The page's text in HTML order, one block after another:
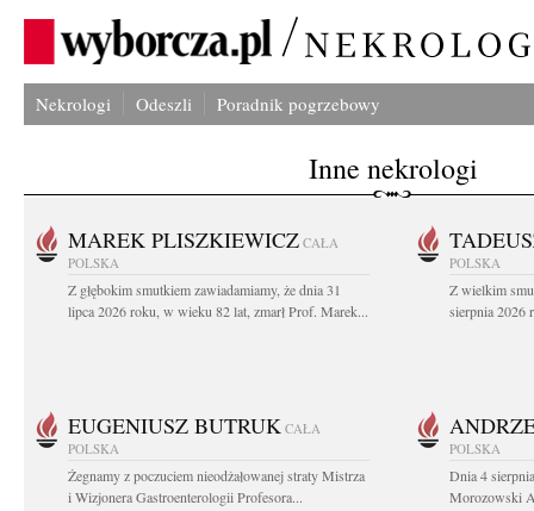
Nekrologi Odeszli Poradnik pogrzebowy
Inne nekrologi
MAREK PLISZKIEWICZ CAŁA
POLSKA
Z głębokim smutkiem zawiadamiamy, że dnia 31
lipca 2026 roku, w wieku 82 lat, zmarł Prof. Marek...
POLSKA
Z wielkim
sierpnia 2026
EUGENIUSZ BUTRUK CAŁA
POLSKA
Żegnamy z poczuciem nieodżałowanej straty Mistrza
i Wizjonera Gastroenterologii Profesora...
POLSKA
Dnia 4
Morozowski